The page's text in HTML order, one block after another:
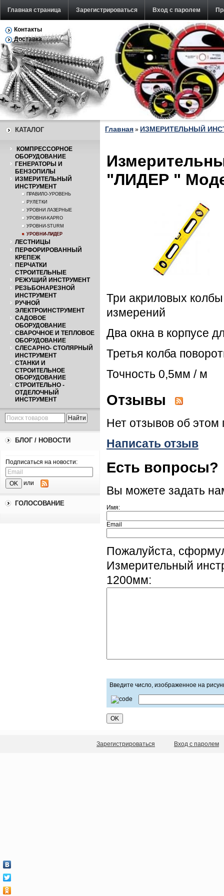
Главная страница Зарегистрироваться Вход с паролем
Обратная связь
Контакты
Доставка
КАТАЛОГ
КОМПРЕССОРНОЕ
ОБОРУДОВАНИЕ
ГЕНЕРАТОРЫ И
БЕНЗОПИЛЫ
ИЗМЕРИТЕЛЬНЫЙ
ИНСТРУМЕНТ
ПРАВИЛО-УРОВЕНЬ
РУЛЕТКИ
УРОВНИ ЛАЗЕРНЫЕ
УРОВНИ-KAPRO
УРОВНИ-STURM
УРОВНИ-ЛИДЕР
ЛЕСТНИЦЫ
ПЕРФОРИРОВАННЫЙ
КРЕПЕЖ
ПЕРЧАТКИ
СТРОИТЕЛЬНЫЕ
РЕЖУЩИЙ ИНСТРУМЕНТ
РЕЗЬБОНАРЕЗНОЙ
ИНСТРУМЕНТ
РУЧНОЙ
ЭЛЕКТРОИНСТРУМЕНТ
САДОВОЕ
ОБОРУДОВАНИЕ
СВАРОЧНОЕ И ТЕПЛОВОЕ
ОБОРУДОВАНИЕ
СЛЕСАРНО- СТОЛЯРНЫЙ
ИНСТРУМЕНТ
СТАНКИ И
СТРОИТЕЛЬНОЕ
ОБОРУДОВАНИЕ
СТРОИТЕЛЬНО -
ОТДЕЛОЧНЫЙ
ИНСТРУМЕНТ
БЛОГ / НОВОСТИ
Подписаться на новости:
или
ГОЛОСОВАНИЕ
Главная » ИЗМЕРИТЕЛЬНЫЙ
"ЛИДЕР "
Три акриловых
измерений
Два окна в корпусе
Третья колба
Точность 0,5мм / м
Отзывы
Нет отзывов об этом
Написать отзыв
Есть вопросы?
Вы можете задать
Имя:
Email
Пожалуйста,
Измерительный
1200мм:
Введите число, изображенное на
Зарегистрироваться Вход с паролем